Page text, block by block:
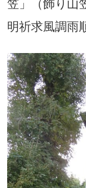
笠」（飾り山
明祈求風調雨